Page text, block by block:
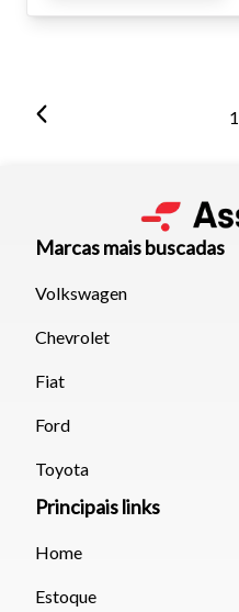
Marcas mais buscadas
Volkswagen
Chevrolet
Fiat
Ford
Toyota
Principais links
Home
Estoque